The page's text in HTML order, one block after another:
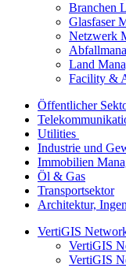
Branchen
Glasfaser
Netzwerk
Land
Facility &
Öffentlicher
Utilities
Industrie und
Immobilien
Öl & Gas
Transportsektor
Architektur,
VertiGIS
VertiGIS
VertiGIS